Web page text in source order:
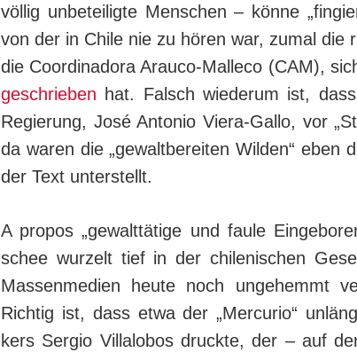
völlig unbeteiligte Menschen – könne
von der in Chile nie zu hören war, zumal die
die Coordinadora Arauco-Malleco (CAM),
ge­schrieben hat. Falsch wiederum ist,
Re­gie­rung, José Antonio Viera-Gallo, vor
da waren die „gewaltbereiten Wilden“ eben
der Text unterstellt.
A propos „gewalttätige und faule
schee wurzelt tief in der chilenischen
Mas­sen­medien heute noch ungehemmt
Rich­tig ist, dass etwa der „Mercurio“
kers Sergio Villalobos druckte, der – auf